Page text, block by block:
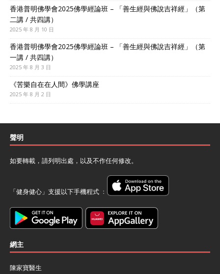
香港普明佛學會2025佛學經論班 – 「善生經與佛說吉祥經」（第
二講 / 共四講）
2025 年 8 月 10 日
香港普明佛學會2025佛學經論班 – 「善生經與佛說吉祥經」（第
一講 / 共四講）
2025 年 8 月 3 日
《苦樂自在在人間》佛學講座
2025 年 8 月 2 日
聲明
如要轉載，請列明出處，以及不作任何修改。
「健身健心」支援以下手機程式 ﹕
網主
陳家寶醫生